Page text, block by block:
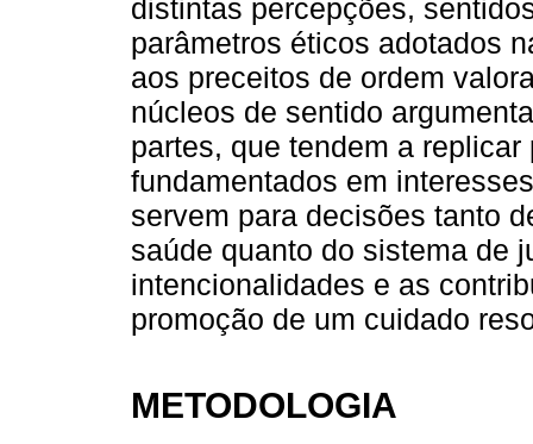
distintas percepções,
parâmetros éticos adotados
aos preceitos de ordem
núcleos de sentido
partes, que tendem a
fundamentados em
servem para decisões tanto
saúde quanto do sistema de
intencionalidades e as
promoção de um cuidado
METODOLOGIA